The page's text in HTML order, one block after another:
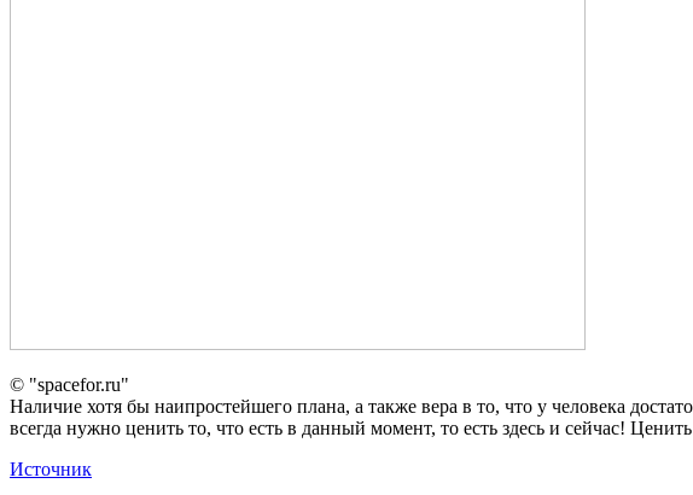
© "spacefor.ru"
Наличие хотя бы наипростейшего плана, а также вера в то, что у человека
всегда нужно ценить то, что есть в данный момент, то есть здесь и сейчас!
Источник